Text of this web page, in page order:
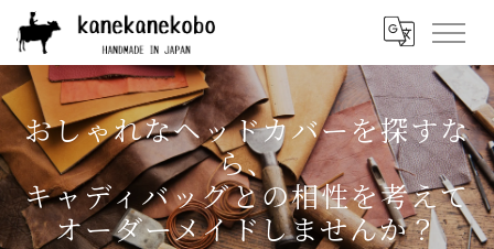
おしゃれなヘッドカバーを探すな
ら、
キャディバッグとの相性を考えて
オーダーメイドしませんか？